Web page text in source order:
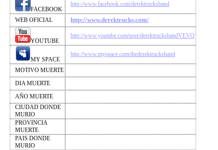
FACEBOOK
http://www.facebook.com/derektrucksband
WEB OFICIAL http://www.derektrucks.com/
YOUTUBE
http://www.youtube.com/user/derektrucksbandVEVO
MY SPACE
http://www.myspace.com/thederektrucksband
MOTIVO MUERTE
DIA MUERTE
AÑO MUERTE
CIUDAD DONDE
MURIO
PROVINCIA
MUERTE
PAIS DONDE
MURIO